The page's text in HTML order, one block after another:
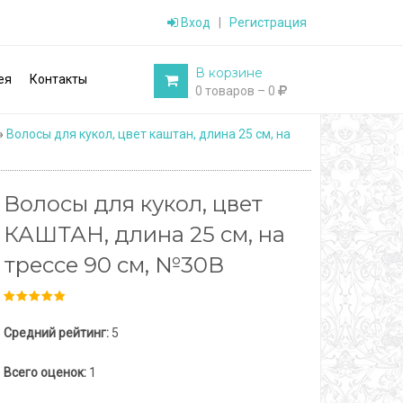
Вход Регистрация
Контакты В корзине
0 товаров – 0
Волосы для кукол, цвет каштан, длина 25 см, на
Волосы для кукол, цвет
КАШТАН, длина 25 см, на
трессе 90 см, №30В
Средний рейтинг:5
Всего оценок:1